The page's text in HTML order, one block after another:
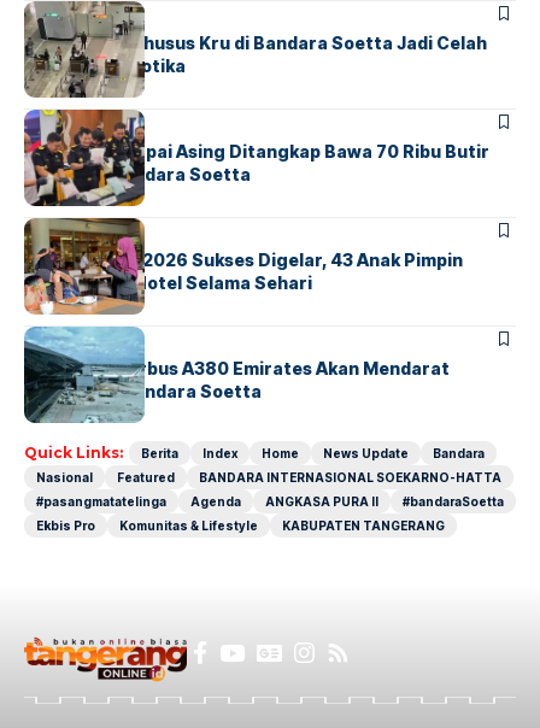
BANDARABERITA
Ketika Jalur Khusus Kru di Bandara Soetta Jadi Celah
Sindikat Narkotika
BANDARA BERITA
Kopilot Maskapai Asing Ditangkap Bawa 70 Ribu Butir
Ekstasi di Bandara Soetta
BERITAINDEX
GM For A Day 2026 Sukses Digelar, 43 Anak Pimpin
Operasional Hotel Selama Sehari
BANDARA BERITA
8 Agustus, Airbus A380 Emirates Akan Mendarat
Perdana di Bandara Soetta
Quick Links: Berita Index Home News Update
Bandara
Nasional
Featured
BANDARA INTERNASIONAL SOEKARNO-HATTA
#pasangmatatelinga
Agenda ANGKASA PURA II
#bandaraSoetta
Ekbis Pro
Komunitas & Lifestyle KABUPATEN TANGERANG